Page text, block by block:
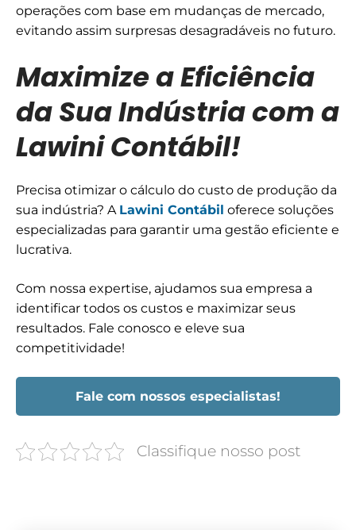
operações com base em mudanças de mercado,
evitando assim surpresas desagradáveis no futuro.
Maximize a Eficiência
da Sua Indústria com a
Lawini Contábil!
Precisa otimizar o cálculo do custo de produção da
sua indústria? A Lawini Contábil oferece soluções
especializadas para garantir uma gestão eficiente e
lucrativa.
Com nossa expertise, ajudamos sua empresa a
identificar todos os custos e maximizar seus
resultados. Fale conosco e eleve sua
competitividade!
Fale com nossos especialistas!
Classifique nosso post